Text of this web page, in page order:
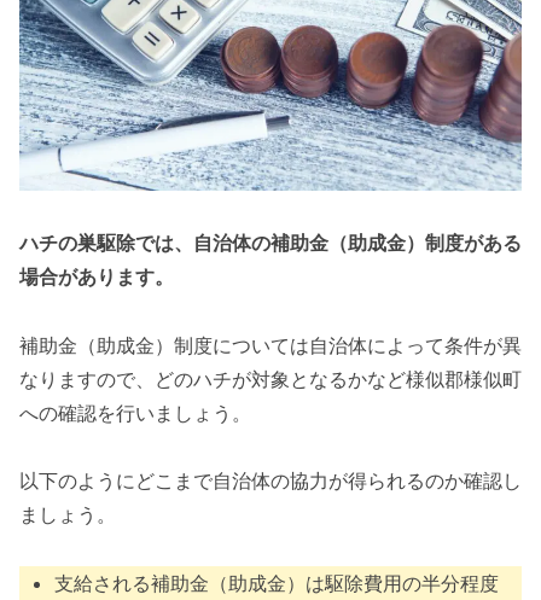
ハチの巣駆除では、自治体の補助金（助成金）制度がある
場合があります。
補助金（助成金）制度については自治体によって条件が異
なりますので、どのハチが対象となるかなど様似郡様似町
への確認を行いましょう。
以下のようにどこまで自治体の協力が得られるのか確認し
ましょう。
支給される補助金（助成金）は駆除費用の半分程度